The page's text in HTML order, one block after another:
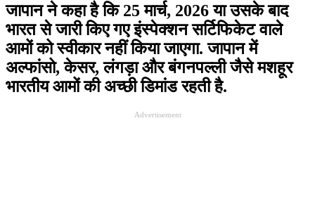
जापान ने कहा है कि 25 मार्च, 2026 या उसके बाद
भारत से जारी किए गए इंस्पेक्शन सर्टिफिकेट वाले
आमों को स्वीकार नहीं किया जाएगा. जापान में
अल्फांसो, केसर, लंगड़ा और बंगनपल्ली जैसे मशहूर
भारतीय आमों की अच्छी डिमांड रहती है.
Advertisement